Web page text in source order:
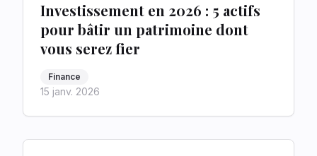
Investissement en 2026 : 5 actifs
pour bâtir un patrimoine dont
vous serez fier
Finance
15 janv. 2026